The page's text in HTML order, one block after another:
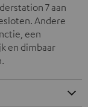
7 aan
Andere
een
en dimbaar